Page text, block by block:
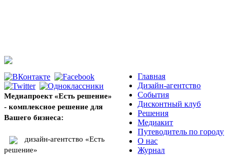
Медиапроект «Есть решение»
- комплексное решение для
Вашего бизнеса:
дизайн-агентство «Есть
решение»
Главная
Дизайн-агентство
События
Дисконтный клуб
Решения
Медиакит
Путеводитель по городу
О нас
Журнал